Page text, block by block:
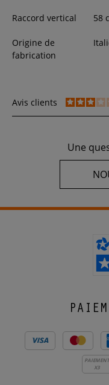
Raccord vertical 58
Origine de
fabrication
Avis clients
Une
PAIEMENT
X3